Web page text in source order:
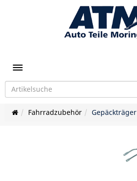
Toggle navigation
Fahrradzubehör Gepäckträger